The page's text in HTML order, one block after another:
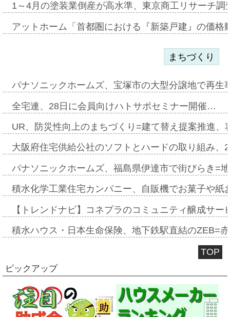
1～4月の塗装業倒産が高水準、東京商工リサーチ
アットホーム「首都圏における『新築戸建』の価
まちづくり
パナソニックホームズ、宝塚市の大型分譲地で再
全宅連、28日に会員向けハトサポセミナー開催…
UR、防災性向上のまちづくり=建て替え提案推進
大阪府住宅供給公社のソフトとハードの取り組み
パナソニックホームズ、福島県伊達市で街びらき=
積水化学工業住宅カンパニー、自販機でお菓子や
【トレンドナビ】コネプラのコミュニティ醸成サ
積水ハウス・日本生命保険、地下鉄駅直結のZEB=
TOP
ピックアップ